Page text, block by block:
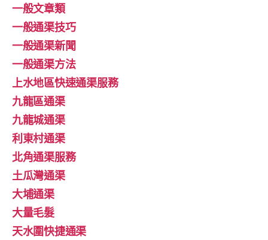
一般文章類
一般通渠技巧
一般通渠新聞
一般通渠方法
上水地區快速通渠服務
九龍區通渠
九龍城通渠
利東村通渠
北角通渠服務
土瓜灣通渠
大埔通渠
大量毛髮
天水圍快捷通渠